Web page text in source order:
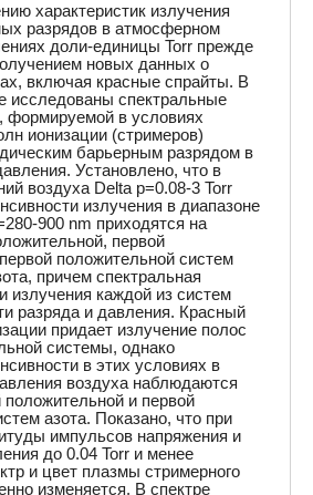
характеристик излучения
разрядов в атмосферном
доли-единицы Torr прежде
новых данных о
включая красные спрайты. В
исследованы спектральные
формируемой в условиях
ионизации (стримеров)
барьерным разрядом в
Установлено, что в
воздуха Delta p=0.08-3 Torr
излучения в диапазоне
900 nm приходятся на
первой
положительной систем
причем спектральная
излучения каждой из систем
разряда и давления. Красный
придает излучение полос
системы, однако
в этих условиях в
воздуха наблюдаются
положительной и первой
азота. Показано, что при
импульсов напряжения и
до 0.04 Torr и менее
и цвет плазмы стримерного
изменяется. В спектре